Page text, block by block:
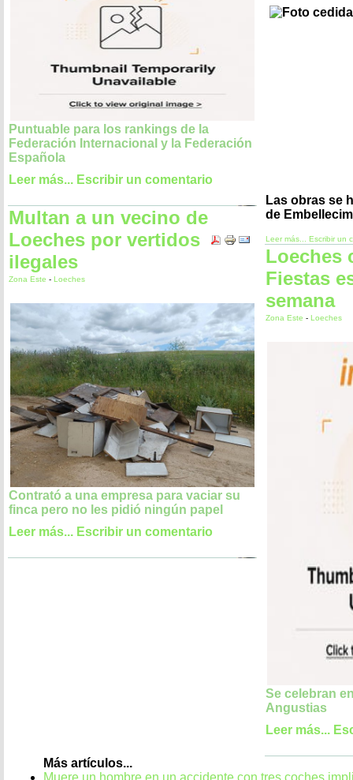
Puntuable para los rankings de la
Federación Internacional y la Federación
Española
Leer más... Escribir un comentario
Multan a un vecino de
Loeches por vertidos
ilegales
Zona Este - Loeches
Contrató a una empresa para vaciar su
finca pero no les pidió ningún papel
Leer más... Escribir un comentario
Las obras se
de
Leer más... Escribir un
Loeches
Fiestas
semana
Zona Este - Loeches
Se celebran
Angustias
Leer más...
Más artículos...
Muere un hombre en un accidente con tres coches